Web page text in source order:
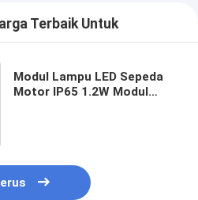
Terbaik Untuk
Modul Lampu LED Sepeda
Motor IP65 1.2W Modul